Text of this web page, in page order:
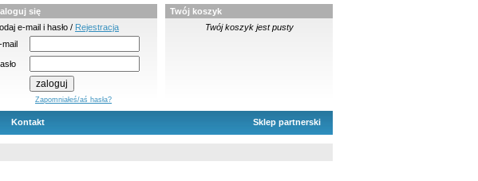
się
e-mail i hasło / Rejestracja
mail
Zapomniałeś/aś hasła?
Twój koszyk
Twój koszyk jest pusty
Kontakt Sklep partnerski